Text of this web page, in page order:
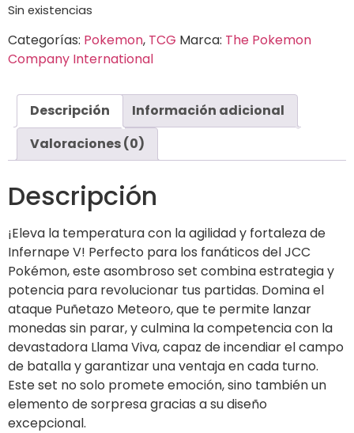
Sin existencias
Categorías: Pokemon, TCG Marca: The Pokemon
Company International
Descripción
Información adicional
Valoraciones (0)
Descripción
¡Eleva la temperatura con la agilidad y fortaleza de
Infernape V! Perfecto para los fanáticos del JCC
Pokémon, este asombroso set combina estrategia y
potencia para revolucionar tus partidas. Domina el
ataque Puñetazo Meteoro, que te permite lanzar
monedas sin parar, y culmina la competencia con la
devastadora Llama Viva, capaz de incendiar el campo
de batalla y garantizar una ventaja en cada turno.
Este set no solo promete emoción, sino también un
elemento de sorpresa gracias a su diseño
excepcional.